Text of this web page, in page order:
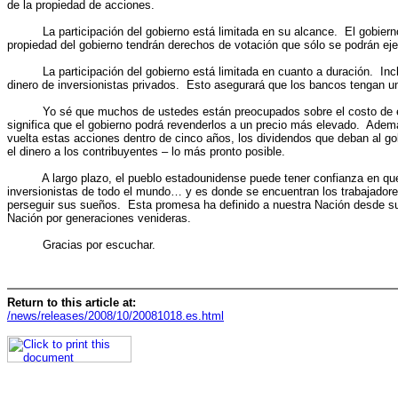
de la propiedad de acciones.
La participación del gobierno está limitada en su alcance. El gobierno
propiedad del gobierno tendrán derechos de votación que sólo se podrán
La participación del gobierno está limitada en cuanto a duración.
dinero de inversionistas privados. Esto asegurará que los bancos tengan
Yo sé que muchos de ustedes están preocupados sobre el costo de
significa que el gobierno podrá revenderlos a un precio más elevado.
vuelta estas acciones dentro de cinco años, los dividendos que deban al
el dinero a los contribuyentes – lo más pronto posible.
A largo plazo, el pueblo estadounidense puede tener confianza en
inversionistas de todo el mundo… y es donde se encuentran los
perseguir sus sueños. Esta promesa ha definido a nuestra Nación
Nación por generaciones venideras.
Gracias por escuchar.
Return to this article at:
/news/releases/2008/10/20081018.es.html